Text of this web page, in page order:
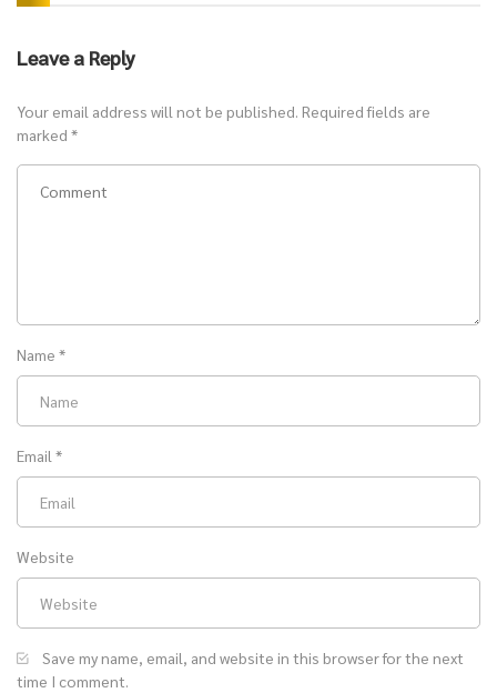
Leave a Reply
Your email address will not be published. Required fields are
marked *
Name *
Email *
Website
Save my name, email, and website in this browser for the next
time I comment.